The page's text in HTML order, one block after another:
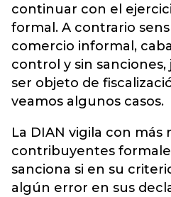
continuar con el
formal. A contrario
comercio informal,
control y sin
ser objeto de
veamos algunos casos.
La DIAN vigila con más
contribuyentes
sanciona si en su
algún error en sus